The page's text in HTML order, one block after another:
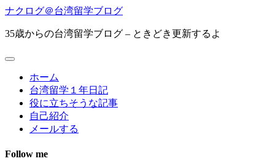
ナクログ＠台湾留学ブログ
35歳からの台湾留学ブログ – ときどき更新するよ
ホーム
台湾留学１年日記
役に立ちそうな記事
自己紹介
メールする
Follow me